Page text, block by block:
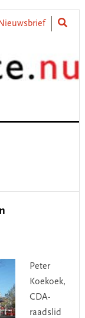
Nieuwsbrief
Peter
Koekoek,
CDA-
raadslid